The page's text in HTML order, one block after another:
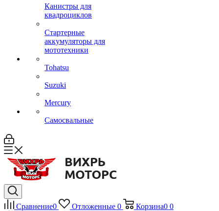
Канистры для
квадроциклов
Стартерные
аккумуляторы для
мототехники
Tohatsu
Suzuki
Mercury
Самосвальные
Сравнение0 Отложенные 0 Корзина0 0